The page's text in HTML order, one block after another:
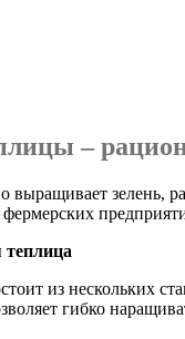
–
выращивает зелень,
теплица
из нескольких
гибко